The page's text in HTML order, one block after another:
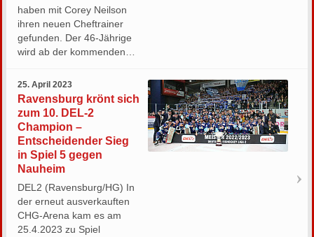
haben mit Corey Neilson
ihren neuen Cheftrainer
gefunden. Der 46-Jährige
wird ab der kommenden…
25. April 2023
Ravensburg krönt sich
zum 10. DEL-2
Champion –
Entscheidender Sieg
in Spiel 5 gegen
Nauheim
DEL2 (Ravensburg/HG) In
der erneut ausverkauften
CHG-Arena kam es am
25.4.2023 zu Spiel